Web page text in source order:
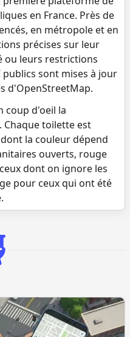
en France. Près de
en métropole et en
précises sur leur
ou leurs restrictions
publics sont mises à jour
d'OpenStreetMap.
coup d'oeil la
Chaque toilette est
la couleur dépend
ouverts, rouge
dont on ignore les
pour ceux qui ont été